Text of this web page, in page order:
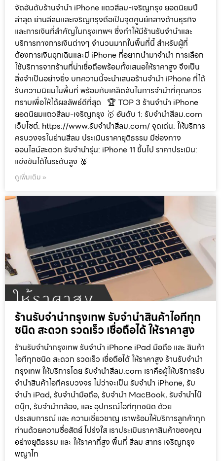
จัดอันดับร้านจำนำ iPhone แถวสีลม-เจริญกรุง ยอดนิยมปี
ล่าสุด ย่านสีลมและเจริญกรุงถือเป็นจุดศูนย์กลางด้านธุรกิจ
และการเงินที่สำคัญในกรุงเทพฯ ซึ่งทำให้มีร้านรับจำนำและ
บริการทางการเงินต่างๆ จำนวนมากในพื้นที่นี้ สำหรับผู้ที่
ต้องการเงินฉุกเฉินและมี iPhone ที่อยากนำมาจำนำ การเลือก
ใช้บริการจากร้านที่น่าเชื่อถือพร้อมทั้งเสนอให้ราคาสูง จึงเป็น
สิ่งจำเป็นอย่างยิ่ง บทความนี้จะนำเสนอร้านจำนำ iPhone ที่ได้
รับความนิยมในพื้นที่ พร้อมกับเคล็ดลับในการจำนำที่คุณควร
ทราบเพื่อให้ได้ผลลัพธ์ดีที่สุด 🏆 TOP 3 ร้านจำนำ iPhone
ยอดนิยมแถวสีลม-เจริญกรุง 🥇 อันดับ 1: รับจำนำสีลม.com
เว็บไซต์: https://www.รับจํานําสีลม.com/ จุดเด่น: ให้บริการ
ครบวงจรในย่านสีลม ประเมินราคายุติธรรม มีช่องทาง
ออนไลน์สะดวก รับจำนำรุ่น: iPhone 11 ขึ้นไป ราคาประเมิน:
แข่งขันได้ในระดับสูง 🥈
ดูเพิ่มเติม »
ร้านรับจำนำกรุงเทพ รับจำนำสินค้าไอทีทุก
ชนิด สะดวก รวดเร็ว เชื่อถือได้ ให้ราคาสูง
ร้านรับจำนำกรุงเทพ รับจำนำ iPhone iPad มือถือ และ สินค้า
ไอทีทุกชนิด สะดวก รวดเร็ว เชื่อถือได้ ให้ราคาสูง ร้านรับจำนำ
กรุงเทพ ให้บริการโดย รับจํานําสีลม.com เราคือผู้ให้บริการรับ
จำนำสินค้าไอทีครบวงจร ไม่ว่าจะเป็น รับจำนำ iPhone, รับ
จำนำ iPad, รับจำนำมือถือ, รับจำนำ MacBook, รับจำนำโน๊
ตบุ๊ก, รับจำนำกล้อง, และ อุปกรณ์ไอทีทุกชนิด ด้วย
ประสบการณ์ และ ความเชี่ยวชาญ เราพร้อมให้บริการลูกค้าทุก
ท่านด้วยความซื่อสัตย์ โปร่งใส เราประเมินราคาสินค้าของคุณ
อย่างยุติธรรม และ ให้ราคาที่สูง พื้นที่ สีลม สาทร เจริญกรุง
พญาไท